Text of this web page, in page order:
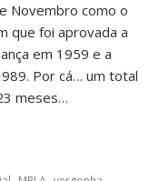
Novembro como o
que foi aprovada a
em 1959 e a
Por cá… um total
meses…